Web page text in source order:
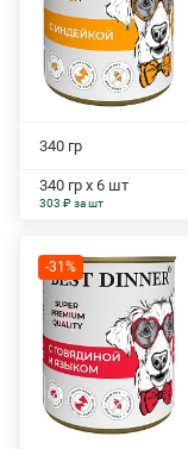
340 гр
340 гр х 6 шт
303 ₽ за шт
-31%